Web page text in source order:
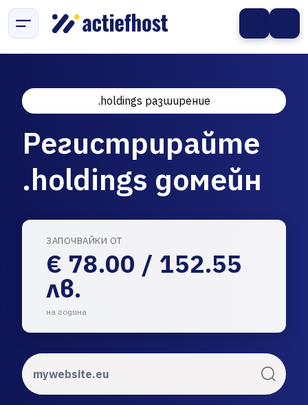
.holdings разширение
Регистрирайте
.holdings домейн
ЗАПОЧВАЙКИ ОТ
€ 78.00 / 152.55
лв.
на година